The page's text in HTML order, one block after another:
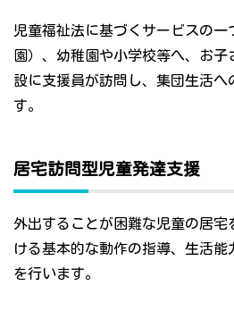
児童福祉法に基づくサービスの
園）、幼稚園や小学校等へ、お
設に支援員が訪問し、集団生活へ
す。
居宅訪問型児童発達支援
外出することが困難な児童の居宅
ける基本的な動作の指導、生活能
を行います。